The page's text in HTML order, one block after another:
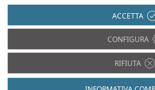
© 2021 Copyright Confcommercio
Ballarini, 12 22100 Como (CO) | P.IVA/
CCIAA di Como REA CO-226089 |
I.V.
sito sono utilizzate su licenza di
autori - Sito web progettato e
ACCETTA
CONFIGURA
RIFIUTA